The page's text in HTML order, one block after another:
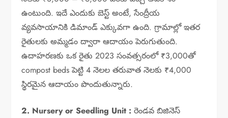
ఉంటుంది. ఇదే ఎందుకు బెస్ట్ అంటే, సేంద్రీయ
వ్యవసాయానికి డిమాండ్ ఎక్కువగా ఉంది. గ్రామాల్లో ఇతర
రైతులకు అమ్మడం ద్వారా ఆదాయం పెరుగుతుంది.
ఉదాహరణకు ఒక రైతు 2023 సంవత్సరంలో ₹3,000తో
compost beds పెట్టి 4 నెలల తరువాత నెలకు ₹4,000
స్థిరమైన ఆదాయం పొందుతున్నారు.
2. Nursery or Seedling Unit : రెండవ బిజినెస్